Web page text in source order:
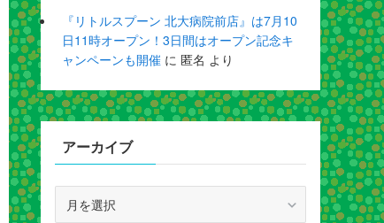
『リトルスプーン 北大病院前店』は7月10
日11時オープン！3日間はオープン記念キ
ャンペーンも開催 に 匿名 より
アーカイブ